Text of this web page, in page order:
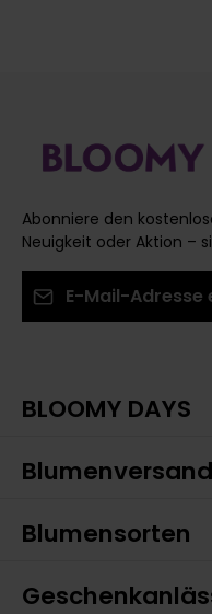
Abonniere den
Neuigkeit oder Aktion –
BLOOMY DAYS
Blumenversand
Blumensorten